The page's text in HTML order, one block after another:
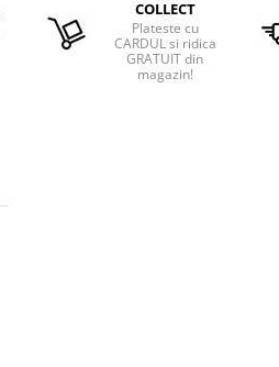
COLLECT
Plateste cu
CARDUL si ridica
GRATUIT din
magazin!